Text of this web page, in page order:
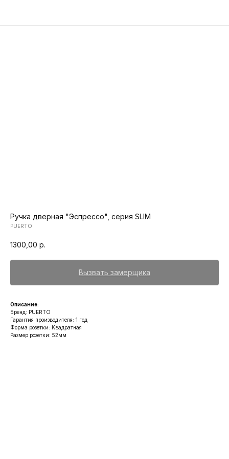
Ручка дверная "Эспрессо", серия SLIM
PUERTO
1300,00 р.
Вызвать замерщика
Описание:
Бренд: PUERTO
Гарантия производителя: 1 год
Форма розетки: Квадратная
Размер розетки: 52мм